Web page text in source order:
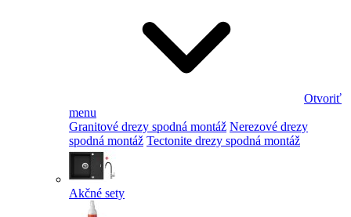
Otvoriť
menu
Granitové drezy spodná montáž Nerezové drezy
spodná montáž Tectonite drezy spodná montáž
Akčné sety